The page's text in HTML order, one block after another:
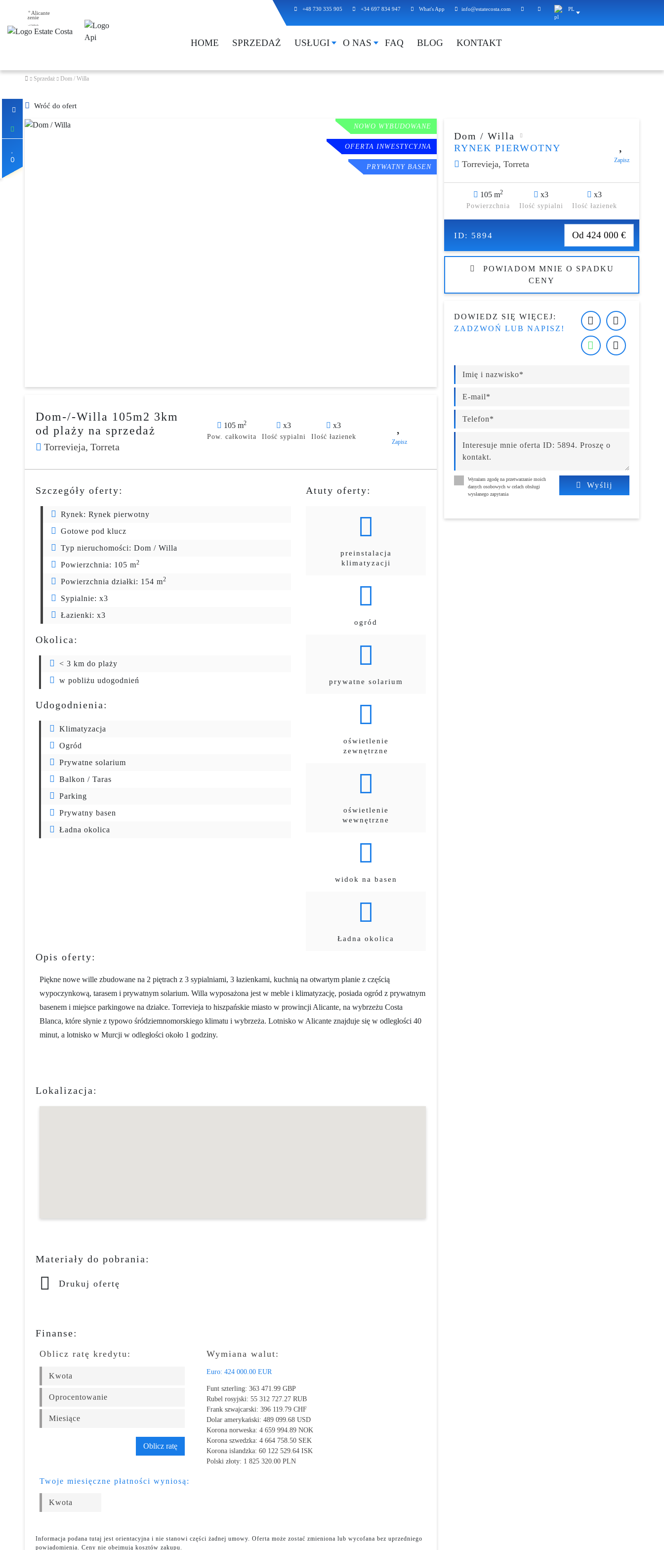
27° Alicante
+48 730 335 905 +34 697 834 947 What's App info@estatecosta.com PL
HOME SPRZEDAŻ USŁUGI O NAS FAQ BLOG KONTAKT
0
Sprzedaż Dom / Willa
Wróć do ofert
NOWO WYBUDOWANE
OFERTA INWESTYCYJNA
PRYWATNY BASEN
Dom-/-Willa 105m2 3km
od plaży na sprzedaż
Torrevieja, Torreta
105 m2
Pow. całkowita
x3
Ilość sypialni
x3
Ilość łazienek
Zapisz
Szczegóły oferty:
Rynek: Rynek pierwotny
Gotowe pod klucz
Typ nieruchomości: Dom / Willa
Powierzchnia: 105 m2
Powierzchnia działki: 154 m2
Sypialnie: x3
Łazienki: x3
Okolica:
< 3 km do plaży
w pobliżu udogodnień
Udogodnienia:
Klimatyzacja
Ogród
Prywatne solarium
Balkon / Taras
Parking
Prywatny basen
Ładna okolica
Atuty oferty:
preinstalacja
klimatyzacji
ogród
prywatne solarium
oświetlenie
zewnętrzne
oświetlenie
wewnętrzne
widok na basen
Ładna okolica
Opis oferty:
Piękne nowe wille zbudowane na 2 piętrach z 3 sypialniami, 3 łazienkami, kuchnią na otwartym planie z częścią
wypoczynkową, tarasem i prywatnym solarium. Willa wyposażona jest w meble i klimatyzację, posiada ogród z prywatnym
basenem i miejsce parkingowe na działce. Torrevieja to hiszpańskie miasto w prowincji Alicante, na wybrzeżu Costa
Blanca, które słynie z typowo śródziemnomorskiego klimatu i wybrzeża. Lotnisko w Alicante znajduje się w odległości 40
minut, a lotnisko w Murcji w odległości około 1 godziny.
Lokalizacja:
Materiały do pobrania:
Drukuj ofertę
Finanse:
Oblicz ratę kredytu:
Oblicz ratę
Twoje miesięczne płatności wyniosą:
Wymiana walut:
Euro:424 000.00 EUR
Funt szterling:363 471.99 GBP
Rubel rosyjski:55 312 727.27 RUB
Frank szwajcarski:396 119.79 CHF
Dolar amerykański:489 099.68 USD
Korona norweska:4 659 994.89 NOK
Korona szwedzka:4 664 758.50 SEK
Korona islandzka:60 122 529.64 ISK
Polski złoty: 1 825 320.00 PLN
Informacja podana tutaj jest orientacyjna i nie stanowi części żadnej umowy. Oferta może zostać zmieniona lub wycofana bez uprzedniego
powiadomienia. Ceny nie obejmują kosztów zakupu.
Dom / Willa
RYNEK PIERWOTNY
Torrevieja,Torreta Zapisz
105 m2
Powierzchnia
x3
Ilość sypialni
x3
Ilość łazienek
ID: 5894 Od 424 000 €
POWIADOM MNIE O SPADKU
CENY
DOWIEDZ SIĘ WIĘCEJ:
ZADZWOŃ LUB NAPISZ!
Wyrażam zgodę na przetwarzanie moich
danych osobowych w celach obsługi
wysłanego zapytania
Wyślij